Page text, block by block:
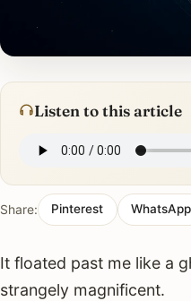
Listen to this article
Share: Pinterest WhatsApp
It floated past me like a
strangely magnificent.